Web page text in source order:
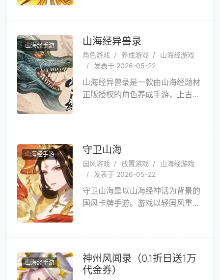
作，简单设置即可自动战斗、探索
未知。丰富的剧情任务和异兽养成
系统带来无尽惊喜与挑战。带上伙
伴，踏上奇幻冒险旅程，探索神秘
山海世界，成为最强修士！
山海经手游 山海经异兽录
角色游戏 养成游戏
山海经游戏
发表于 2026-05-22
山海经异兽录是一款由山海经题材
正版授权的角色养成手游，上古神
山海经手游 守卫山海
国风游戏 放置游戏
山海经游戏
发表于 2026-05-22
守卫山海是以山海经神话为背景的
国风卡牌手游。游戏以轻国风重塑
阴谋棋局，将东方传说的神秘一一
呈现。快来一起听祂们诉说千年前
的洪荒故事，展开一场前所未有的
山海经手游
神州风闻录（0.1折日送1万
代金券）